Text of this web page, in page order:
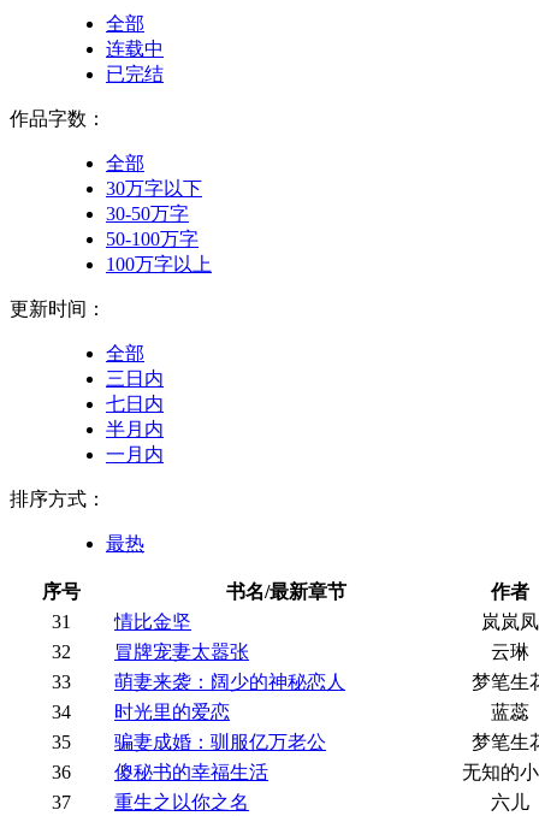
全部
连载中
已完结
作品字数：
全部
30万字以下
30-50万字
50-100万字
100万字以上
更新时间：
全部
三日内
七日内
半月内
一月内
排序方式：
最热
序号 书名/最新章节
作者
31
情比金坚
岚岚凤
32
冒牌宠妻太嚣张
云琳
33
萌妻来袭：阔少的神秘恋人
梦笔生
34
时光里的爱恋
蓝蕊
35
骗妻成婚：驯服亿万老公
梦笔生
36
傻秘书的幸福生活
无知的
37
重生之以你之名
六儿